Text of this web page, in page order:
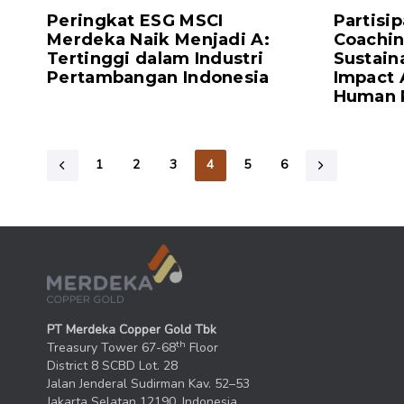
Peringkat ESG MSCI
Merdeka Naik Menjadi A:
Tertinggi dalam Industri
Pertambangan Indonesia
Impact
Human
1 2 3 4 5 6
PT Merdeka Copper Gold Tbk
Treasury Tower 67-68th Floor
District 8 SCBD Lot. 28
Jalan Jenderal Sudirman Kav. 52–53